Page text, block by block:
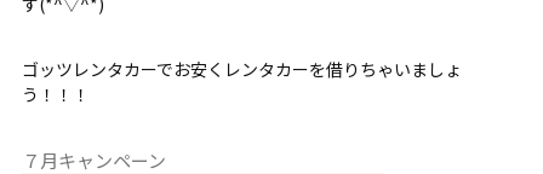
ゴッツレンタカーでお安くレンタカーを借りちゃいましょ
う！！！
７月キャンペーン